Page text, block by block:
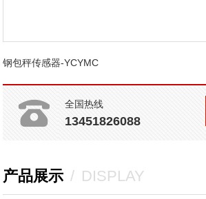
钢包秤传感器-YCYMC
全国热线
13451826088
产品展示 / DISPLAY